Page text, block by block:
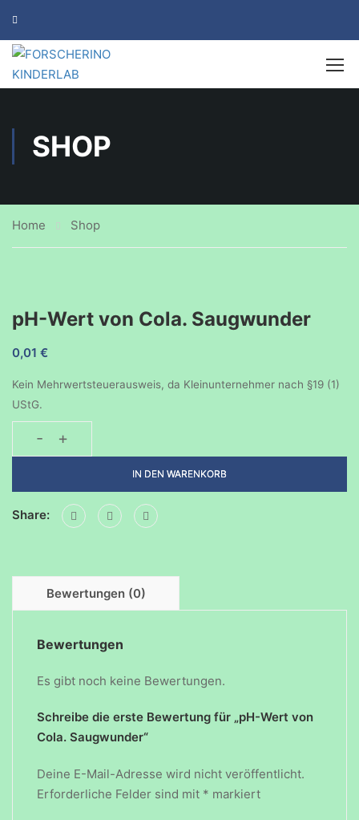
SHOP
Home Shop
pH-Wert von Cola. Saugwunder
0,01 €
Kein Mehrwertsteuerausweis, da Kleinunternehmer nach §19 (1)
UStG.
-
pH-
Cola.
Saugwunder
+
IN DEN WARENKORB
Share:
Bewertungen (0)
Bewertungen
Es gibt noch keine Bewertungen.
Schreibe die erste Bewertung für „pH-Wert von
Cola. Saugwunder“
Deine E-Mail-Adresse wird nicht veröffentlicht.
Erforderliche Felder sind mit * markiert